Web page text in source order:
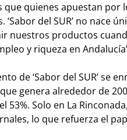
que quienes apuestan
‘Sabor del SUR’ no nace
nuestros productos
y riqueza en
de ‘Sabor del SUR’ se
genera alrededor de
53%. Solo en La
lo que refuerza el